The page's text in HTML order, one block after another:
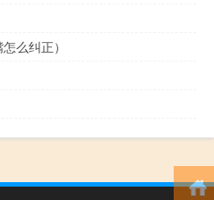
么纠正）